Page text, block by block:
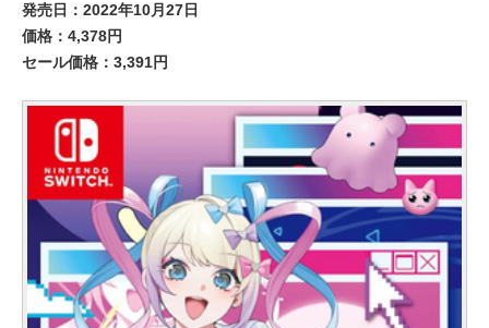
発売日：2022年10月27日
価格：4,378円
セール価格：3,391円